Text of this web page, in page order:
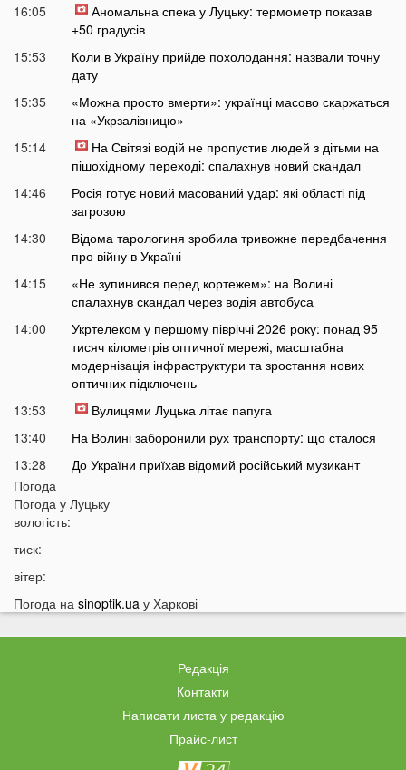
16:05
Аномальна спека у Луцьку: термометр показав
+50 градусів
15:53
Коли в Україну прийде похолодання: назвали точну
дату
15:35
«Можна просто вмерти»: українці масово скаржаться
на «Укрзалізницю»
15:14
На Світязі водій не пропустив людей з дітьми на
пішохідному переході: спалахнув новий скандал
14:46
Росія готує новий масований удар: які області під
загрозою
14:30
Відома тарологиня зробила тривожне передбачення
про війну в Україні
14:15
«Не зупинився перед кортежем»: на Волині
спалахнув скандал через водія автобуса
14:00
Укртелеком у першому півріччі 2026 року: понад 95
тисяч кілометрів оптичної мережі, масштабна
модернізація інфраструктури та зростання нових
оптичних підключень
13:53
Вулицями Луцька літає папуга
13:40
На Волині заборонили рух транспорту: що сталося
13:28
До України приїхав відомий російський музикант
13:14
мали б: що відбувається
12:26
серпні
У Луцьку чоловік вдарив сусіда дверима: за конфлікт
доведеться дорого заплатити
Відомий український хореограф поскаржився на
проблеми зі здоров'ям
У селах на Волині відключать газ: перелік населених
Погода
Погода у Луцьку
вологість:
тиск:
вітер:
Погода на sinoptik.ua у Харкові
Редакція
Контакти
Написати листа у редакцію
Прайс-лист